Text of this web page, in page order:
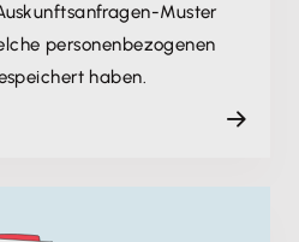
Muster
personen­bezogenen
haben.